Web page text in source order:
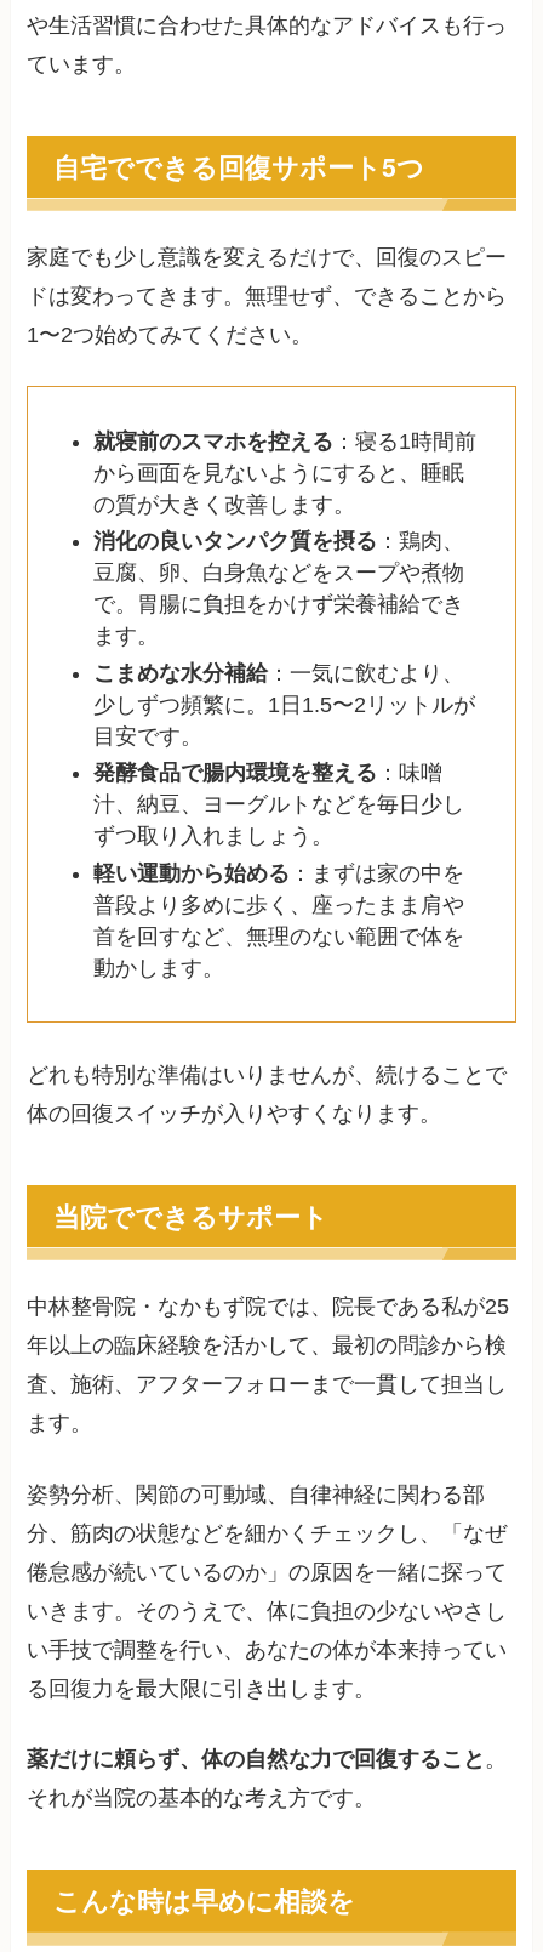
や生活習慣に合わせた具体的なアドバイスも行っ
ています。
自宅でできる回復サポート5つ
家庭でも少し意識を変えるだけで、回復のスピー
ドは変わってきます。無理せず、できることから
1〜2つ始めてみてください。
就寝前のスマホを控える ：寝る1時間前
から画面を見ないようにすると、睡眠
の質が大きく改善します。
消化の良いタンパク質を摂る ：鶏肉、
豆腐、卵、白身魚などをスープや煮物
で。胃腸に負担をかけず栄養補給でき
ます。
こまめな水分補給：一気に飲むより、
少しずつ頻繁に。1日1.5〜2リットルが
目安です。
発酵食品で腸内環境を整える ：味噌
汁、納豆、ヨーグルトなどを毎日少し
ずつ取り入れましょう。
軽い運動から始める ：まずは家の中を
普段より多めに歩く、座ったまま肩や
首を回すなど、無理のない範囲で体を
動かします。
どれも特別な準備はいりませんが、続けることで
体の回復スイッチが入りやすくなります。
当院でできるサポート
中林整骨院・なかもず院では、院長である私が25
年以上の臨床経験を活かして、最初の問診から検
査、施術、アフターフォローまで一貫して担当し
ます。
姿勢分析、関節の可動域、自律神経に関わる部
分、筋肉の状態などを細かくチェックし、「なぜ
倦怠感が続いているのか」の原因を一緒に探って
いきます。そのうえで、体に負担の少ないやさし
い手技で調整を行い、あなたの体が本来持ってい
る回復力を最大限に引き出します。
薬だけに頼らず、体の自然な力で回復すること 。
それが当院の基本的な考え方です。
こんな時は早めに相談を